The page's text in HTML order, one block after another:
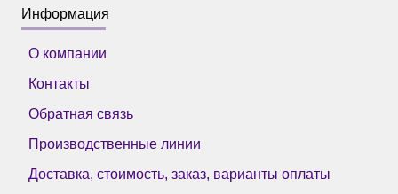
Информация
О компании
Контакты
Обратная связь
Производственные линии
Доставка, стоимость, заказ, варианты оплаты